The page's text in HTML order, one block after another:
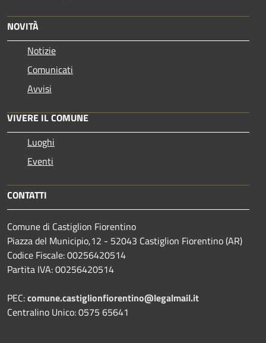
NOVITÀ
Notizie
Comunicati
Avvisi
VIVERE IL COMUNE
Luoghi
Eventi
CONTATTI
Comune di Castiglion Fiorentino
Piazza del Municipio,12 - 52043 Castiglion Fiorentino (AR)
Codice Fiscale: 00256420514
Partita IVA: 00256420514
PEC:comune.castiglionfiorentino@legalmail.it
Centralino Unico: 0575 65641